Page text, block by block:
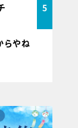
5
らやね